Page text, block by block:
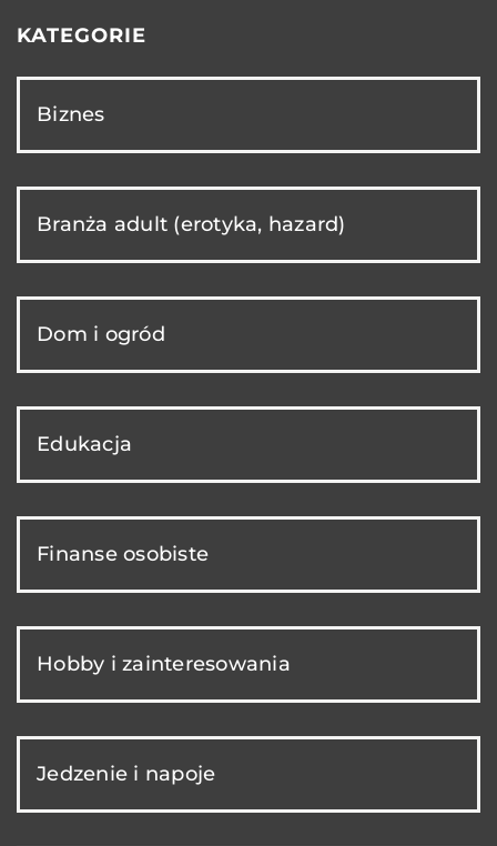
KATEGORIE
Biznes
Branża adult (erotyka, hazard)
Dom i ogród
Edukacja
Finanse osobiste
Hobby i zainteresowania
Jedzenie i napoje